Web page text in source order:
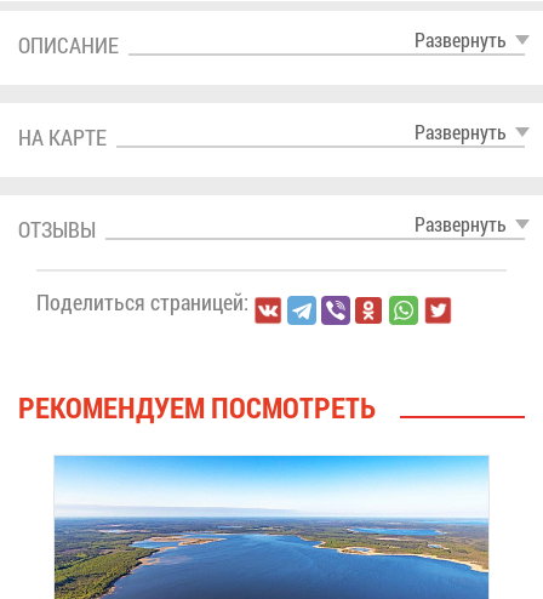
Раз­вер­нуть
ОПИ­СА­НИЕ
Раз­вер­нуть
НА КАР­ТЕ
Раз­вер­нуть
ОТ­ЗЫ­ВЫ
По­де­лить­ся стра­ни­цей:
РЕ­КО­МЕН­ДУ­ЕМ ПО­СМОТ­РЕТЬ